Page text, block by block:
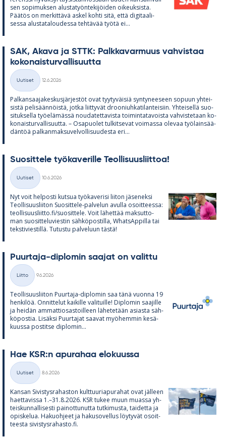
sen so­pi­muk­sen alus­ta­työn­te­ki­jöi­den oi­keuk­sista.
Pää­tös on mer­kit­tävä as­kel kohti sitä, että di­gi­taa­li­
sessa alus­ta­ta­lou­dessa teh­tä­vää työtä ei...
SAK, Akava ja STTK: Palk­ka­var­muus vah­vis­taa
ko­ko­nais­tur­val­li­suutta
Kategoriat
Uutiset
12.6.2026
Pal­kan­saa­ja­kes­kus­jär­jes­töt ovat tyy­ty­väi­siä syn­ty­nee­seen so­puun yh­tei­
sistä pe­li­sään­nöistä, jotka liit­ty­vät droo­niuh­ka­ti­lan­tei­siin. Yh­tei­sellä suo­
si­tuk­sella työ­elä­mässä nou­da­tet­ta­vista toi­min­ta­ta­voista vah­vis­te­taan ko­
ko­nais­tur­val­li­suutta. – Os­a­puo­let tul­kit­se­vat voi­massa ole­vaa työ­lain­sää­
dän­töä pal­kan­mak­su­vel­vol­li­suu­desta eri...
Suo­sit­tele työ­ka­ve­rille Teol­li­suus­liit­toa!
Kategoriat
Uutiset
10.6.2026
Nyt voit hel­posti kut­sua työ­ka­ve­risi lii­ton jä­se­neksi
Teol­li­suus­lii­ton Suo­sit­tele-pal­ve­lun avulla osoit­teessa:
teol­li­suus­liitto.fi/suo­sit­tele. Voit lä­het­tää mak­sut­to­
man suo­sit­te­lu­vies­tin säh­kö­pos­tilla, What­sAp­pilla tai
teks­ti­vies­tillä. Tu­tustu pal­ve­luun tästä!
Puur­taja-diplo­min saa­jat on va­littu
Kategoriat
Liitto
9.6.2026
Teol­li­suus­lii­ton Puur­taja-diplo­min saa tänä vuonna 19
hen­ki­löä. On­nit­te­lut kai­kille va­li­tuille! Diplo­min saa­jille
ja hei­dän am­mat­tio­sas­toil­leen lä­he­te­tään asiasta säh­
kö­pos­tia. Li­säksi Puur­ta­jat saa­vat myö­hem­min ke­sä­
kuussa pos­titse diplo­min...
Hae KSR:n apu­ra­haa elo­kuussa
Kategoriat
Uutiset
8.6.2026
Kan­san Si­vis­tys­ra­has­ton kult­tuu­ria­pu­ra­hat ovat jäl­leen
haet­ta­vissa 1.–31.8.2026. KSR tu­kee muun muassa yh­
teis­kun­nal­li­sesti pai­not­tu­nutta tut­ki­musta, tai­detta ja
opis­ke­lua. Ha­kuoh­jeet ja ha­kuso­vel­lus löy­ty­vät osoit­
teesta si­vis­tys­ra­hasto.fi.